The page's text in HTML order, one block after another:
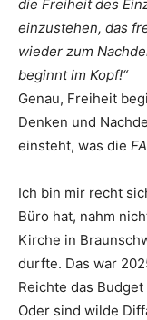
die Freiheit des
einzustehen, das
wieder zum
beginnt im Kopf!“
Genau, Freiheit
Denken und
einsteht, was die
Ich bin mir recht
Büro hat, nahm
Kirche in
durfte. Das war
Reichte das
Oder sind wilde